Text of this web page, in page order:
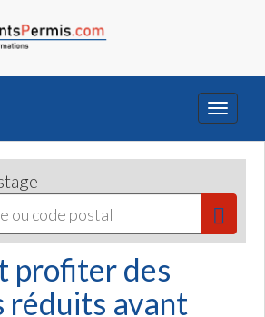
Toggle
profiter des
réduits avant